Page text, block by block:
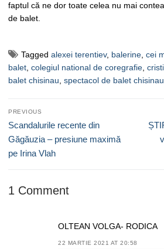
faptul că ne dor toate celea nu mai
de balet.
Tagged alexei terentiev, balerine cei
balet colegiul national de coregrafie
balet chisinau spectacol de balet chisinau
Navigare
în
articole
PREVIOUS
Previous
post:
Scandalurile recente din
Găgăuzia – presiune maximă
pe Irina Vlah
Next
1 Comment
OLTEAN VOLGA- RODICA
22 MARTIE 2021 AT 20:58